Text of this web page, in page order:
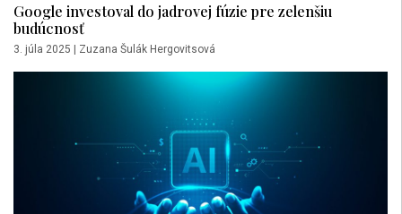
Google investoval do jadrovej fúzie pre zelenšiu
budúcnosť
3. júla 2025 | Zuzana Šulák Hergovitsová